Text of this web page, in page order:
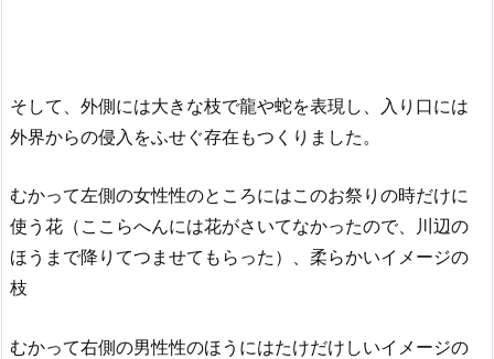
そして、外側には大きな枝で龍や蛇を表現し、入り口には
外界からの侵入をふせぐ存在もつくりました。
むかって左側の女性性のところにはこのお祭りの時だけに
使う花（ここらへんには花がさいてなかったので、川辺の
ほうまで降りてつませてもらった）、柔らかいイメージの
枝
むかって右側の男性性のほうにはたけだけしいイメージの